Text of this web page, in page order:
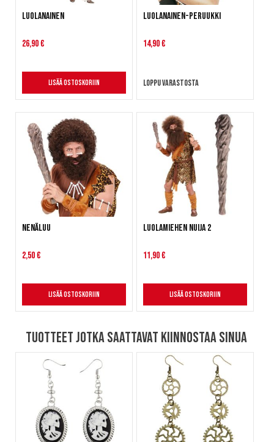
Luolanainen
26,90 €
Lisää ostoskoriin
Luolanainen-peruukki
14,90 €
Loppu varastosta
Nenäluu
2,50 €
Lisää ostoskoriin
Luolamiehen nuija 2
11,90 €
Lisää ostoskoriin
Tuotteet jotka saattavat kiinnostaa sinua